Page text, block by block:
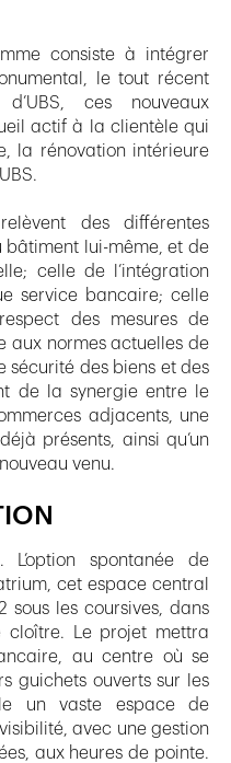
consiste à intégrer
le tout récent
ces nouveaux
actif à la clientèle qui
la rénovation intérieure
des différentes
bâtiment lui-même, et de
celle de l’intégration
service bancaire; celle
des mesures de
aux normes actuelles de
sécurité des biens et des
de la synergie entre le
adjacents, une
présents, ainsi qu’un
venu.
L’option spontanée de
cet espace central
les coursives, dans
cloître. Le projet mettra
au centre où se
guichets ouverts sur les
un vaste espace de
avec une gestion
aux heures de pointe.